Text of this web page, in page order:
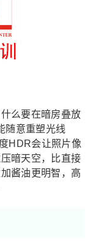
么要在暗房叠放
随意重塑光线
HDR会让照片像
暗天空，比直接
酱油更明智，高